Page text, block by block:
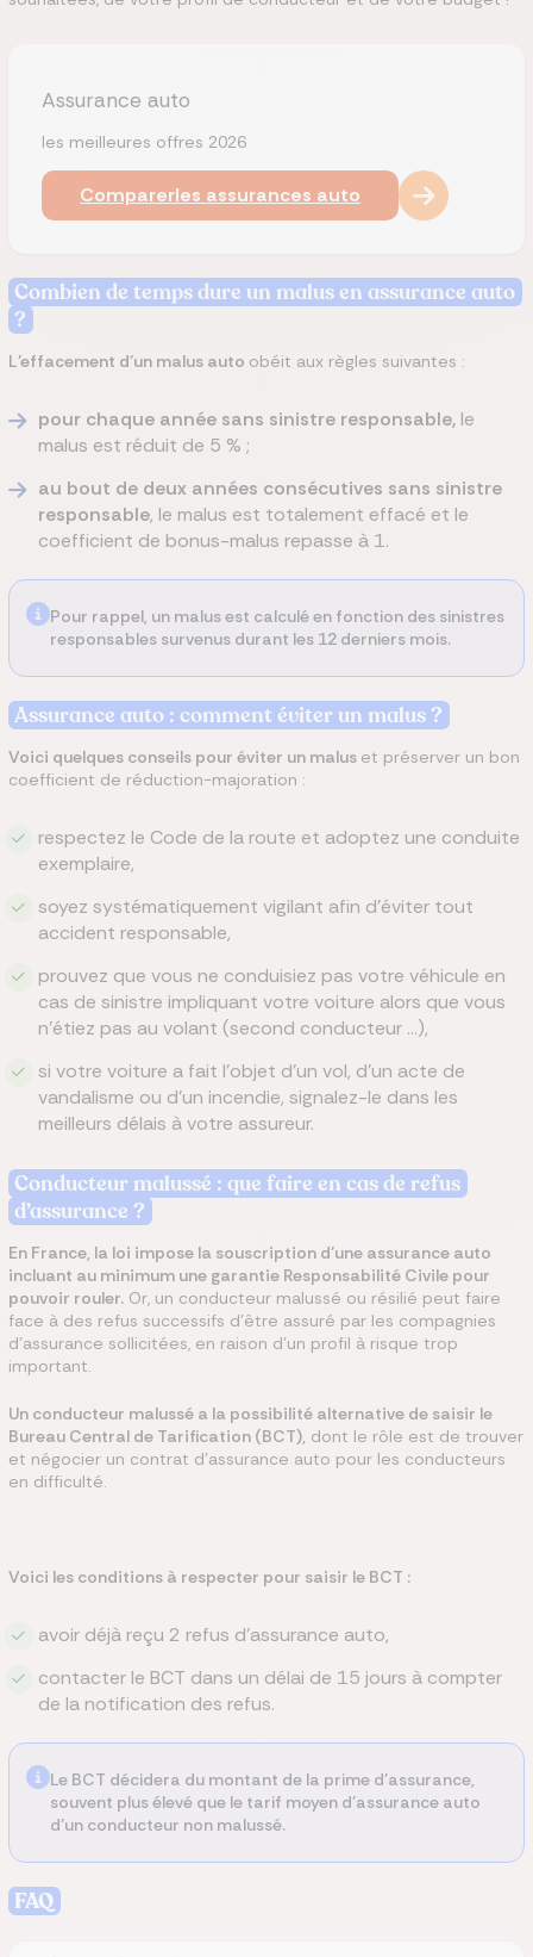
Assurance auto
les meilleures offres 2026
Comparerles assurances auto
Combien de temps dure un malus en assurance auto
?
L’effacement d’un malus auto obéit aux règles suivantes :
pour chaque année sans sinistre responsable, le
malus est réduit de 5 % ;
au bout de deux années consécutives sans sinistre
responsable, le malus est totalement effacé et le
coefficient de bonus-malus repasse à 1.
Pour rappel, un malus est calculé en fonction des sinistres
responsables survenus durant les 12 derniers mois.
Assurance auto : comment éviter un malus ?
Voici quelques conseils pour éviter un malus et préserver un bon
coefficient de réduction-majoration :
respectez le Code de la route et adoptez une conduite
exemplaire,
soyez systématiquement vigilant afin d’éviter tout
accident responsable,
prouvez que vous ne conduisiez pas votre véhicule en
cas de sinistre impliquant votre voiture alors que vous
n’étiez pas au volant (second conducteur …),
si votre voiture a fait l’objet d’un vol, d’un acte de
vandalisme ou d’un incendie, signalez-le dans les
meilleurs délais à votre assureur.
Conducteur malussé : que faire en cas de refus
d’assurance ?
En France, la loi impose la souscription d’une assurance auto
incluant au minimum une garantie Responsabilité Civile pour
pouvoir rouler. Or, un conducteur malussé ou résilié peut faire
face à des refus successifs d’être assuré par les compagnies
d’assurance sollicitées, en raison d’un profil à risque trop
important.
Un conducteur malussé a la possibilité alternative de saisir le
Bureau Central de Tarification (BCT), dont le rôle est de trouver
et négocier un contrat d’assurance auto pour les conducteurs
en difficulté.
Voici les conditions à respecter pour saisir le BCT :
avoir déjà reçu 2 refus d’assurance auto,
contacter le BCT dans un délai de 15 jours à compter
de la notification des refus.
Le BCT décidera du montant de la prime d’assurance,
souvent plus élevé que le tarif moyen d’assurance auto
d’un conducteur non malussé.
FAQ